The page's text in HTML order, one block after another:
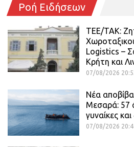
Ροή Ειδήσεων
ΤΕΕ/ΤΑΚ:
Logistics –
Κρήτη και
07/08/2026
Νέα
Μεσαρά: 57
γυναίκες
07/08/2026